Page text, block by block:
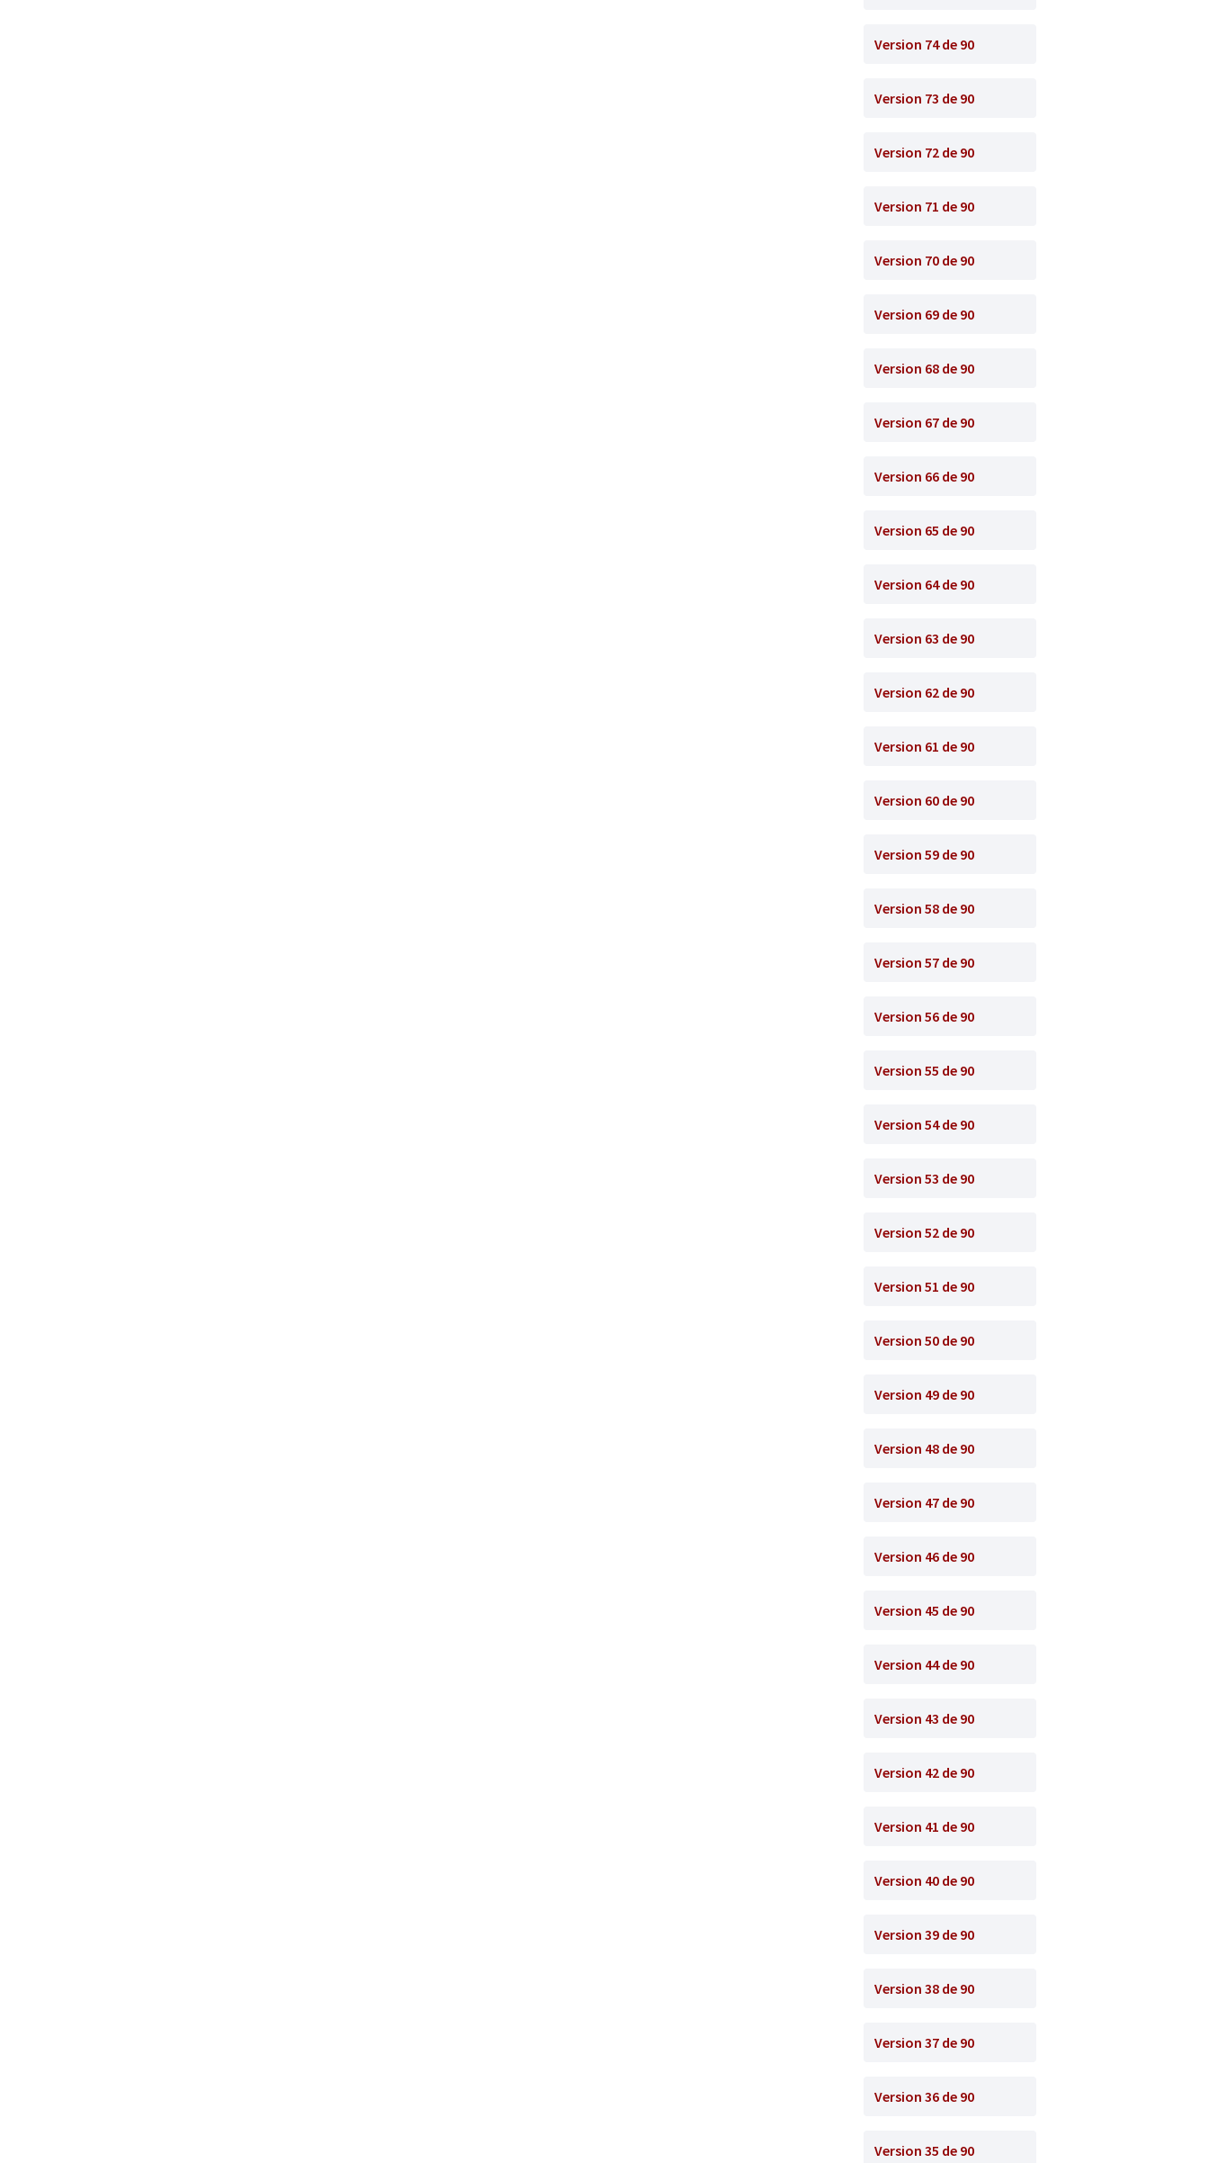
Version 74 de 90
Version 73 de 90
Version 72 de 90
Version 71 de 90
Version 70 de 90
Version 69 de 90
Version 68 de 90
Version 67 de 90
Version 66 de 90
Version 65 de 90
Version 64 de 90
Version 63 de 90
Version 62 de 90
Version 61 de 90
Version 60 de 90
Version 59 de 90
Version 58 de 90
Version 57 de 90
Version 56 de 90
Version 55 de 90
Version 54 de 90
Version 53 de 90
Version 52 de 90
Version 51 de 90
Version 50 de 90
Version 49 de 90
Version 48 de 90
Version 47 de 90
Version 46 de 90
Version 45 de 90
Version 44 de 90
Version 43 de 90
Version 42 de 90
Version 41 de 90
Version 40 de 90
Version 39 de 90
Version 38 de 90
Version 37 de 90
Version 36 de 90
Version 35 de 90